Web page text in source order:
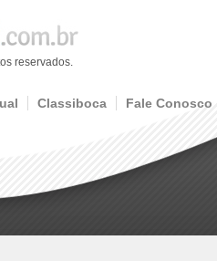
reservados.
Classiboca Fale Conosco